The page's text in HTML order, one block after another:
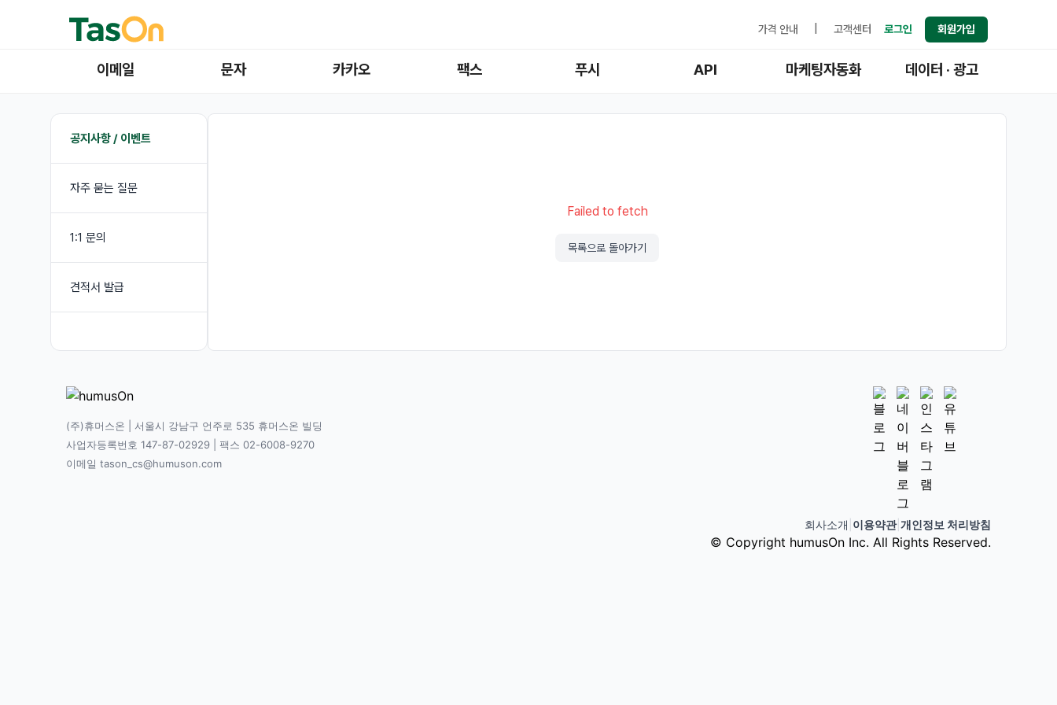
가격 안내 고객센터 로그인 회원가입
이메일 문자 카카오 팩스 푸시 API 마케팅자동화 데이터 · 광고
공지사항 / 이벤트
자주 묻는 질문
1:1 문의
견적서 발급
Failed to fetch
목록으로 돌아가기
(주)휴머스온 | 서울시 강남구 언주로 535 휴머스온 빌딩
사업자등록번호 147-87-02929 | 팩스 02-6008-9270
이메일 tason_cs@humuson.com
회사소개 이용약관| 개인정보 처리방침
© Copyright humusOn Inc. All Rights Reserved.